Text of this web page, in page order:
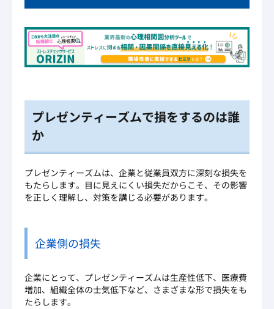
プレゼンティーズムで損をするのは誰
か
プレゼンティーズムは、企業と従業員双方に深刻な損失を
もたらします。目に見えにくい損失だからこそ、その影響
を正しく理解し、対策を講じる必要があります。
企業側の損失
企業にとって、プレゼンティーズムは生産性低下、医療費
増加、組織全体の士気低下など、さまざまな形で損失をも
たらします。